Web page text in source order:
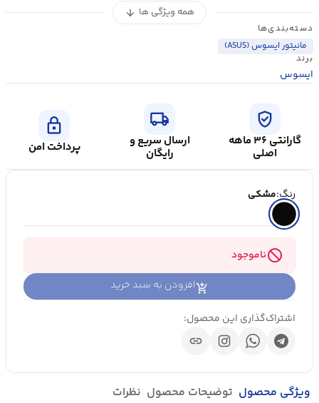
همه ویژگی ها arrow_downward
دسته‌بندی‌ها
مانیتور ایسوس (ASUS)
برند
ایسوس
verified_user
گارانتی ۳۶ ماهه
اصلی
local_shipping
ارسال سریع و
رایگان
lock
پرداخت امن
رنگ:مشکی
blockناموجود
افزودن به سبد خرید
اشتراک‌گذاری این محصول:
link
ویژگی محصول توضیحات محصول نظرات